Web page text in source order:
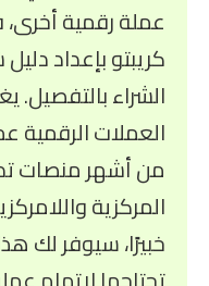
عملة رقمية
كريبتو بإعداد
الشراء بالتفصيل.
العملات الرقمية
من أشهر منصات
المركزية
خبيرًا، سيوفر لك